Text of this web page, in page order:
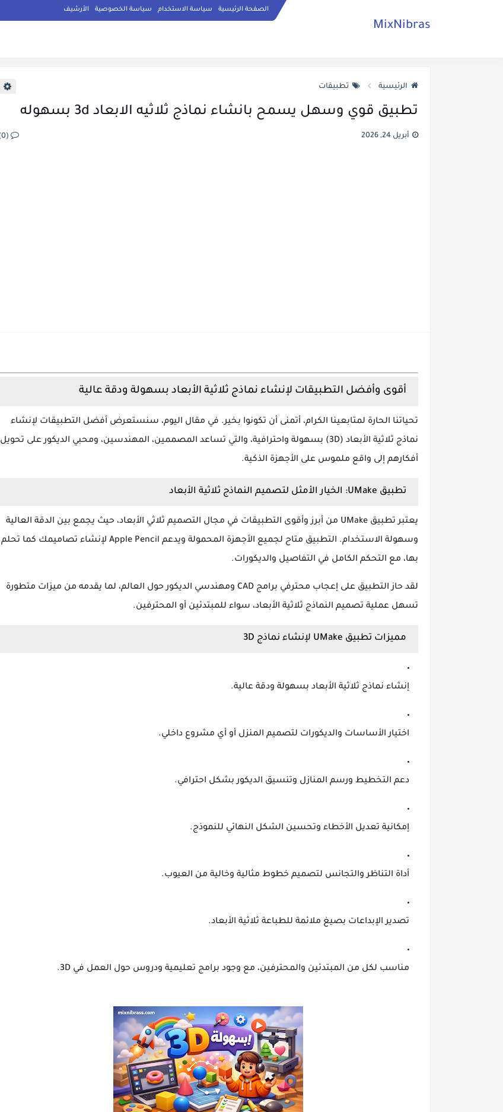
الصفحة الرئيسية سياسة الاستخدام سياسة الخصوصية الأرشيف
MixNibras
الرئيسية تطبيقات
تطبيق قوي وسهل يسمح بانشاء نماذج ثلاثيه الابعاد 3d بسهوله
أبريل 24, 2026 (0)
أقوى وأفضل التطبيقات لإنشاء نماذج ثلاثية الأبعاد بسهولة ودقة عالية
تحياتنا الحارة لمتابعينا الكرام، أتمنى أن تكونوا بخير. في مقال اليوم، سنستعرض أفضل التطبيقات لإنشاء
نماذج ثلاثية الأبعاد (3D) بسهولة واحترافية
، والتي تساعد المصممين، المهندسين، ومحبي الديكور على تحويل
أفكارهم إلى واقع ملموس على الأجهزة الذكية.
تطبيق UMake: الخيار الأمثل لتصميم النماذج ثلاثية الأبعاد
يعتبر تطبيق UMake من أبرز وأقوى التطبيقات في مجال التصميم ثلاثي الأبعاد، حيث يجمع بين الدقة العالية
وسهولة الاستخدام. التطبيق متاح لجميع الأجهزة المحمولة ويدعم Apple Pencil لإنشاء تصاميمك كما تحلم
بها، مع التحكم الكامل في التفاصيل والديكورات.
لقد حاز التطبيق على إعجاب محترفي برامج CAD ومهندسي الديكور حول العالم، لما يقدمه من ميزات متطورة
تسهل عملية تصميم النماذج ثلاثية الأبعاد، سواء للمبتدئين أو المحترفين.
مميزات تطبيق UMake لإنشاء نماذج 3D
إنشاء نماذج ثلاثية الأبعاد بسهولة ودقة عالية.
اختيارالأساسات والديكورات لتصميم المنزل أو أي مشروع داخلي.
دعم التخطيط ورسم المنازل وتنسيق الديكور بشكل احترافي.
إمكانية تعديل الأخطاء وتحسين الشكل النهائي للنموذج.
أداة التناظر والتجانس لتصميم خطوط مثالية وخالية من العيوب.
تصدير الإبداعات بصيغ ملائمة للطباعة ثلاثية الأبعاد.
مناسب لكل من المبتدئين والمحترفين، مع وجود برامج تعليمية ودروس حول العمل في 3D.